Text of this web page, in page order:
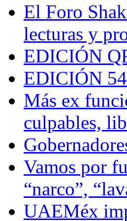
El Foro
lecturas y
EDICIÓN
EDICIÓN
Más ex
culpables,
Vamos por
“narco”,
UAEMéx